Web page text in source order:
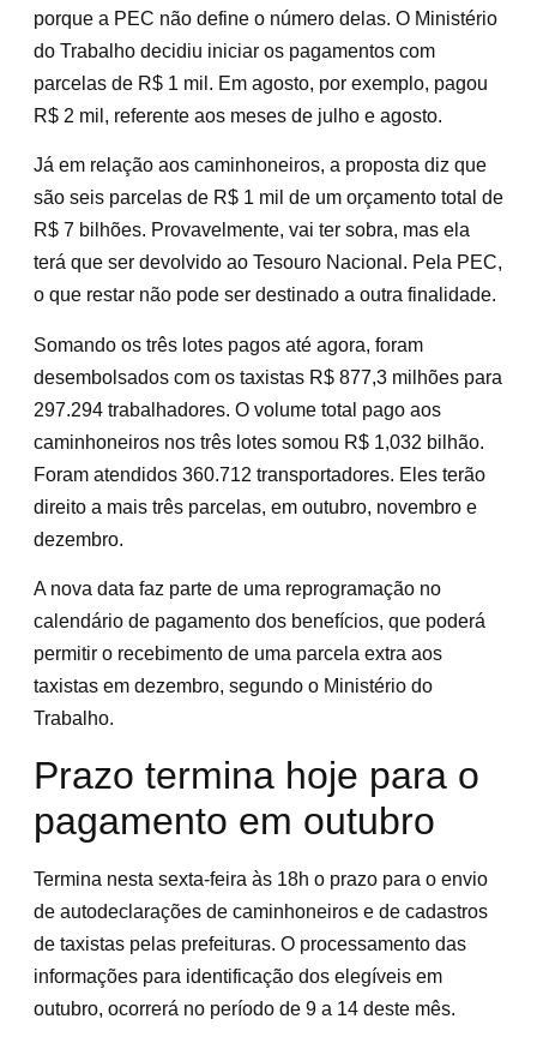
porque a PEC não define o número delas. O Ministério
do Trabalho decidiu iniciar os pagamentos com
parcelas de R$ 1 mil. Em agosto, por exemplo, pagou
R$ 2 mil, referente aos meses de julho e agosto.
Já em relação aos caminhoneiros, a proposta diz que
são seis parcelas de R$ 1 mil de um orçamento total de
R$ 7 bilhões. Provavelmente, vai ter sobra, mas ela
terá que ser devolvido ao Tesouro Nacional. Pela PEC,
o que restar não pode ser destinado a outra finalidade.
Somando os três lotes pagos até agora, foram
desembolsados com os taxistas R$ 877,3 milhões para
297.294 trabalhadores. O volume total pago aos
caminhoneiros nos três lotes somou R$ 1,032 bilhão.
Foram atendidos 360.712 transportadores. Eles terão
direito a mais três parcelas, em outubro, novembro e
dezembro.
A nova data faz parte de uma reprogramação no
calendário de pagamento dos benefícios, que poderá
permitir o recebimento de uma parcela extra aos
taxistas em dezembro, segundo o Ministério do
Trabalho.
Prazo termina hoje para o
pagamento em outubro
Termina nesta sexta-feira às 18h o prazo para o envio
de autodeclarações de caminhoneiros e de cadastros
de taxistas pelas prefeituras. O processamento das
informações para identificação dos elegíveis em
outubro, ocorrerá no período de 9 a 14 deste mês.